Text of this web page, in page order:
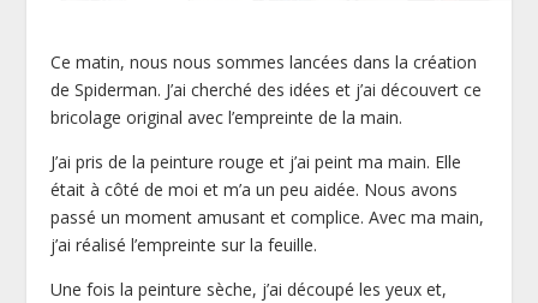
Ce matin, nous nous sommes lancées dans la création
de Spiderman. J’ai cherché des idées et j’ai découvert ce
bricolage original avec l’empreinte de la main.
J’ai pris de la peinture rouge et j’ai peint ma main. Elle
était à côté de moi et m’a un peu aidée. Nous avons
passé un moment amusant et complice. Avec ma main,
j’ai réalisé l’empreinte sur la feuille.
Une fois la peinture sèche, j’ai découpé les yeux et,